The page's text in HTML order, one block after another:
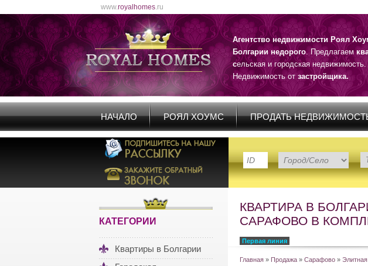
www.royalhomes.ru
Агентство недвижимости Роял
Болгарии недорого. Предлагаем
сельская и городская
Недвижимость отзастройщика.
НАЧАЛО РОЯЛ ХОУМС ПРОДАТЬ
КАТЕГОРИИ
Квартиры в Болгарии
КВАРТИРА В
САРАФОВО В
Первая линия
Главная » Продажа » Сарафово »